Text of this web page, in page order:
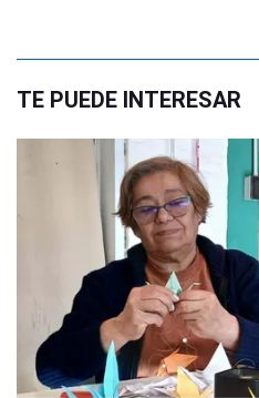
TE PUEDE INTERESAR